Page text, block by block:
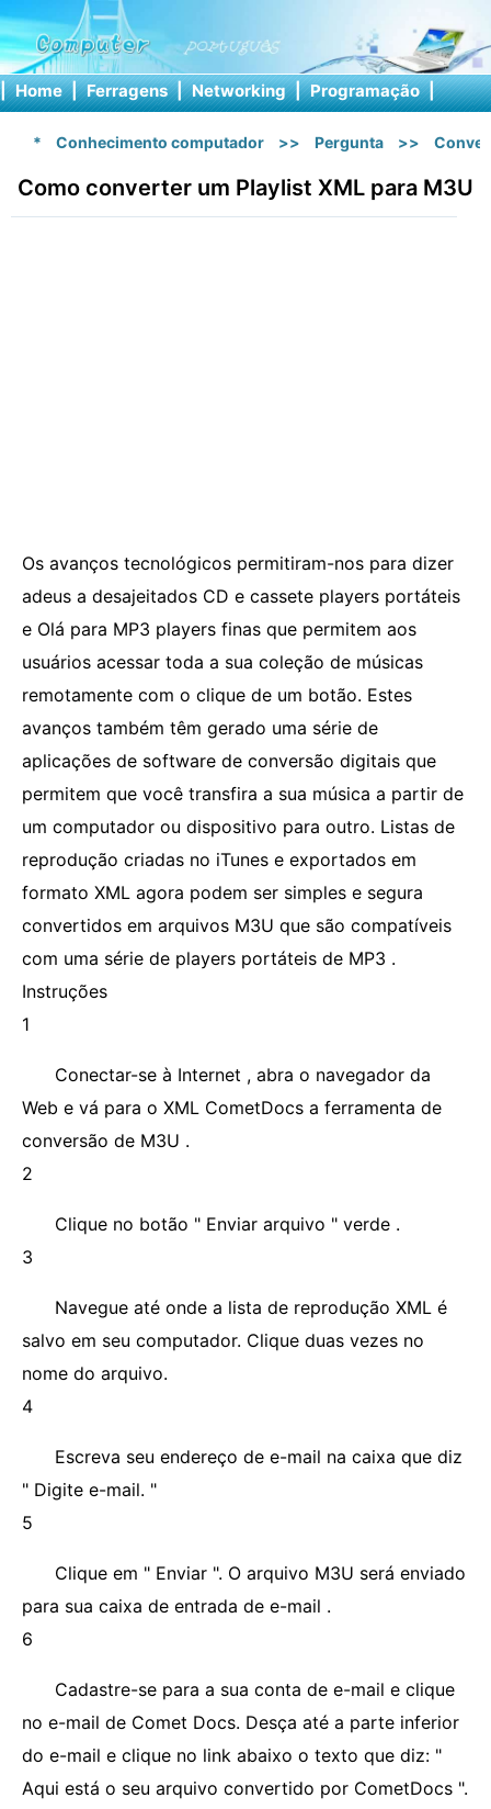
| Home | Ferragens | Networking | Programação |
* Conhecimento computador >> Pergunta >>
Como converter um Playlist XML para M3U
Os avanços tecnológicos permitiram-nos para dizer
adeus a desajeitados CD e cassete players portáteis
e Olá para MP3 players finas que permitem aos
usuários acessar toda a sua coleção de músicas
remotamente com o clique de um botão. Estes
avanços também têm gerado uma série de
aplicações de software de conversão digitais que
permitem que você transfira a sua música a partir de
um computador ou dispositivo para outro. Listas de
reprodução criadas no iTunes e exportados em
formato XML agora podem ser simples e segura
convertidos em arquivos M3U que são compatíveis
com uma série de players portáteis de MP3 .
Instruções
1
Conectar-se à Internet , abra o navegador da
Web e vá para o XML CometDocs a ferramenta de
conversão de M3U .
2
Clique no botão " Enviar arquivo " verde .
3
Navegue até onde a lista de reprodução XML é
salvo em seu computador. Clique duas vezes no
nome do arquivo.
4
Escreva seu endereço de e-mail na caixa que diz
" Digite e-mail. "
5
Clique em " Enviar ". O arquivo M3U ​​será enviado
para sua caixa de entrada de e-mail .
6
Cadastre-se para a sua conta de e-mail e clique
no e-mail de Comet Docs. Desça até a parte inferior
do e-mail e clique no link abaixo o texto que diz: "
Aqui está o seu arquivo convertido por CometDocs ".